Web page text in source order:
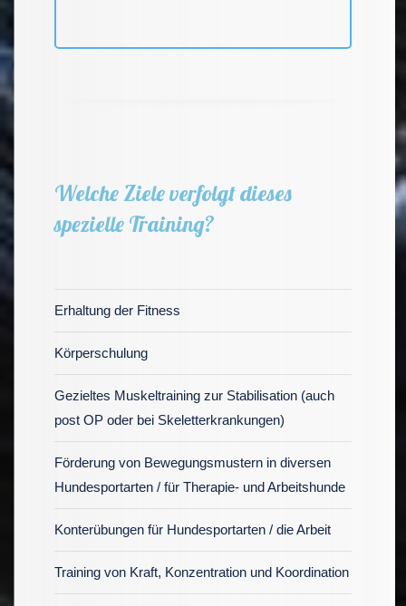
Welche Ziele verfolgt dieses
spezielle Training?
Erhaltung der Fitness
Körperschulung
Gezieltes Muskeltraining zur Stabilisation (auch
post OP oder bei Skeletterkrankungen)
Förderung von Bewegungsmustern in diversen
Hundesportarten / für Therapie- und Arbeitshunde
Konterübungen für Hundesportarten / die Arbeit
Training von Kraft, Konzentration und Koordination